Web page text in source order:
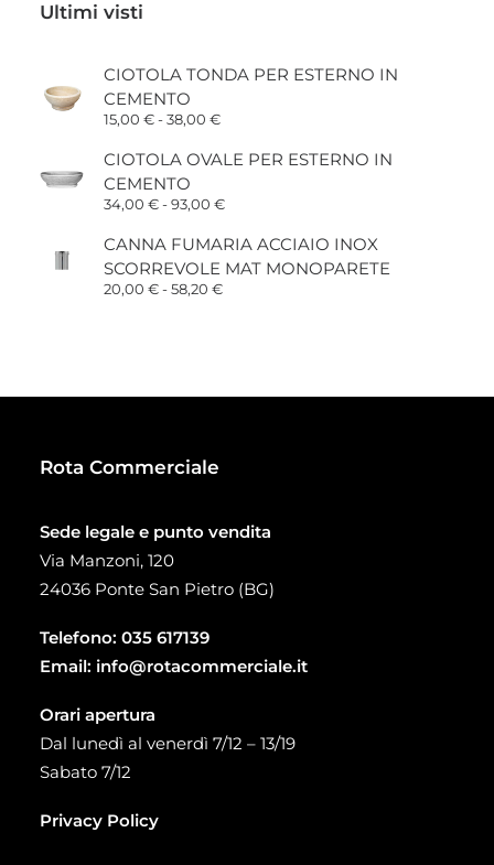
Ultimi visti
CIOTOLA TONDA PER ESTERNO IN
CEMENTO
15,00 €-38,00 €Fascia
prezzo:
da
a
CIOTOLA OVALE PER ESTERNO IN
CEMENTO
34,00 €-93,00 €Fascia
prezzo:
da
34,00 €
CANNA FUMARIA ACCIAIO INOX
SCORREVOLE MAT MONOPARETE
20,00 €-58,20 €Fascia
Rota Commerciale
Sede legale e punto vendita
Via Manzoni, 120
24036 Ponte San Pietro (BG)
Telefono: 035 617139
Email: info@rotacommerciale.it
Orari apertura
Dal lunedì al venerdì 7/12 – 13/19
Sabato 7/12
Privacy Policy